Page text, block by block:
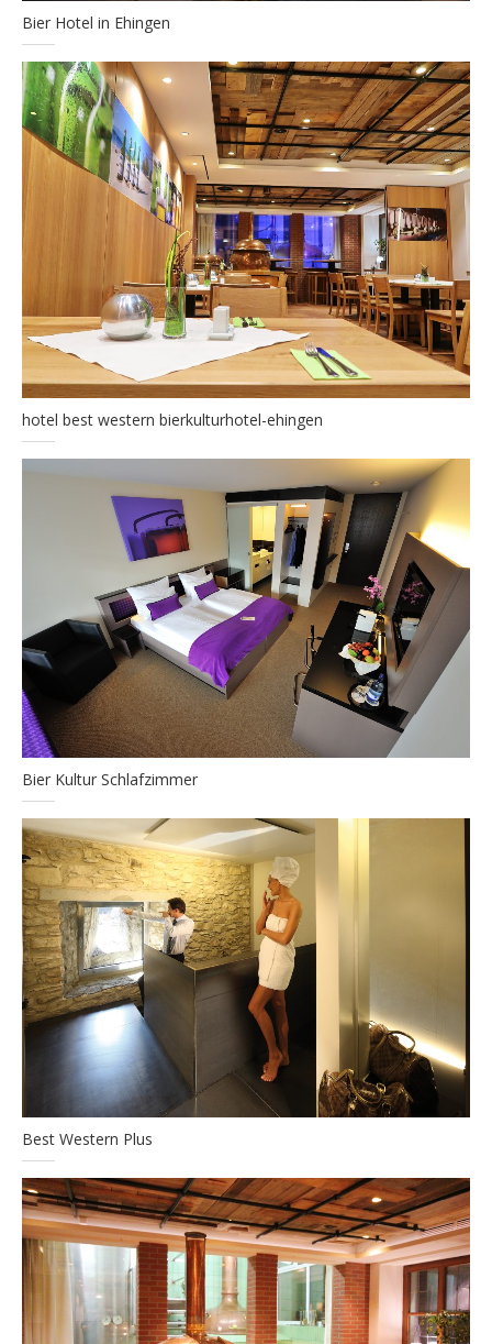
Bier Hotel in Ehingen
hotel best western bierkulturhotel-ehingen
Bier Kultur Schlafzimmer
Best Western Plus